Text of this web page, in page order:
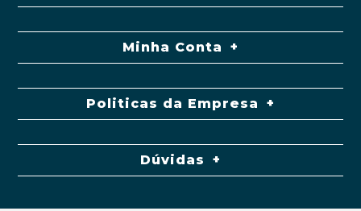
Minha Conta
Politicas da Empresa
Dúvidas